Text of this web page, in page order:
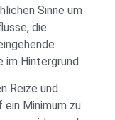
Sinne um
die
im Hintergrund.
Reize und
Minimum zu